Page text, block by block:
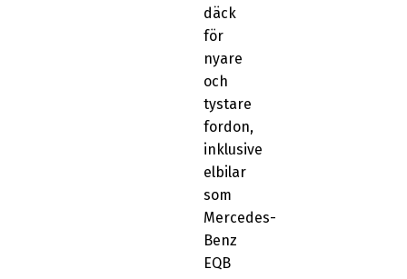
däck
för
nyare
och
tystare
fordon,
inklusive
elbilar
som
Mercedes-
Benz
EQB